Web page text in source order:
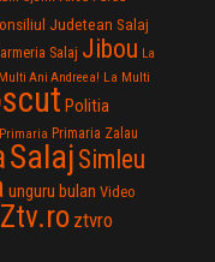
Judetean Salaj
Salaj Jibou La
Ani Andreea! La Multi
Politia
Primaria Primaria Zalau
Salaj Simleu
unguru bulan Video
Ztv.ro ztvro